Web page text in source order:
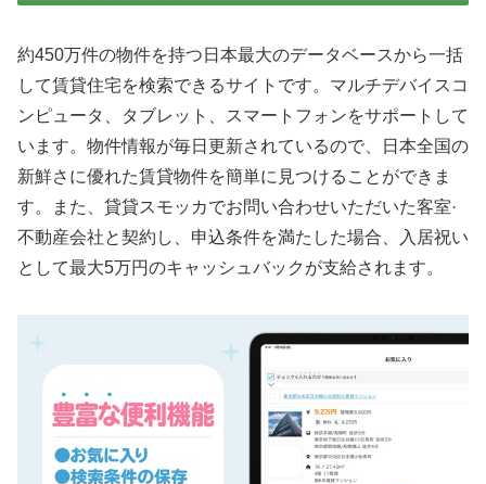
約450万件の物件を持つ日本最大のデータベースから一括
して賃貸住宅を検索できるサイトです。マルチデバイスコ
ンピュータ、タブレット、スマートフォンをサポートして
います。物件情報が毎日更新されているので、日本全国の
新鮮さに優れた賃貸物件を簡単に見つけることができま
す。また、貸貸スモッカでお問い合わせいただいた客室·
不動産会社と契約し、申込条件を満たした場合、入居祝い
として最大5万円のキャッシュバックが支給されます。